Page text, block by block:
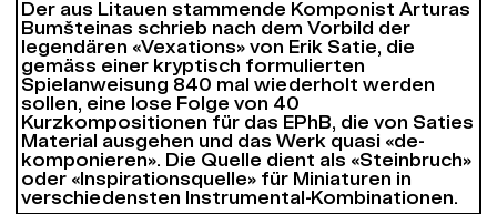
Der aus Litauen stammende Komponist Arturas
Bumšteinas schrieb nach dem Vorbild der
legendären «Vexations» von Erik Satie, die
gemäss einer kryptisch formulierten
Spielanweisung 840 mal wiederholt werden
sollen, eine lose Folge von 40
Kurzkompositionen für das EPhB, die von Saties
Material ausgehen und das Werk quasi «de-
komponieren». Die Quelle dient als «Steinbruch»
oder «Inspirationsquelle» für Miniaturen in
verschiedensten Instrumental-Kombinationen.